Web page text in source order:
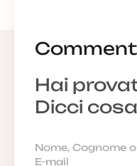
Hai
Dicci